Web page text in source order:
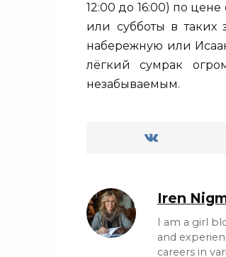
12:00 до 16:00) по
или субботы в таких
набережную или
лёгкий сумрак
незабываемым.
Iren
I am a girl
and
careers in